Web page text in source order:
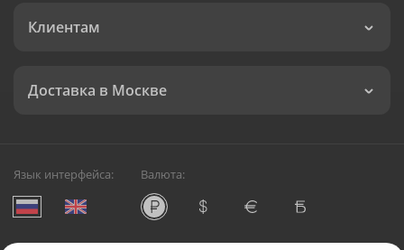
Клиентам
Доставка в Москве
Язык интерфейса: Валюта: